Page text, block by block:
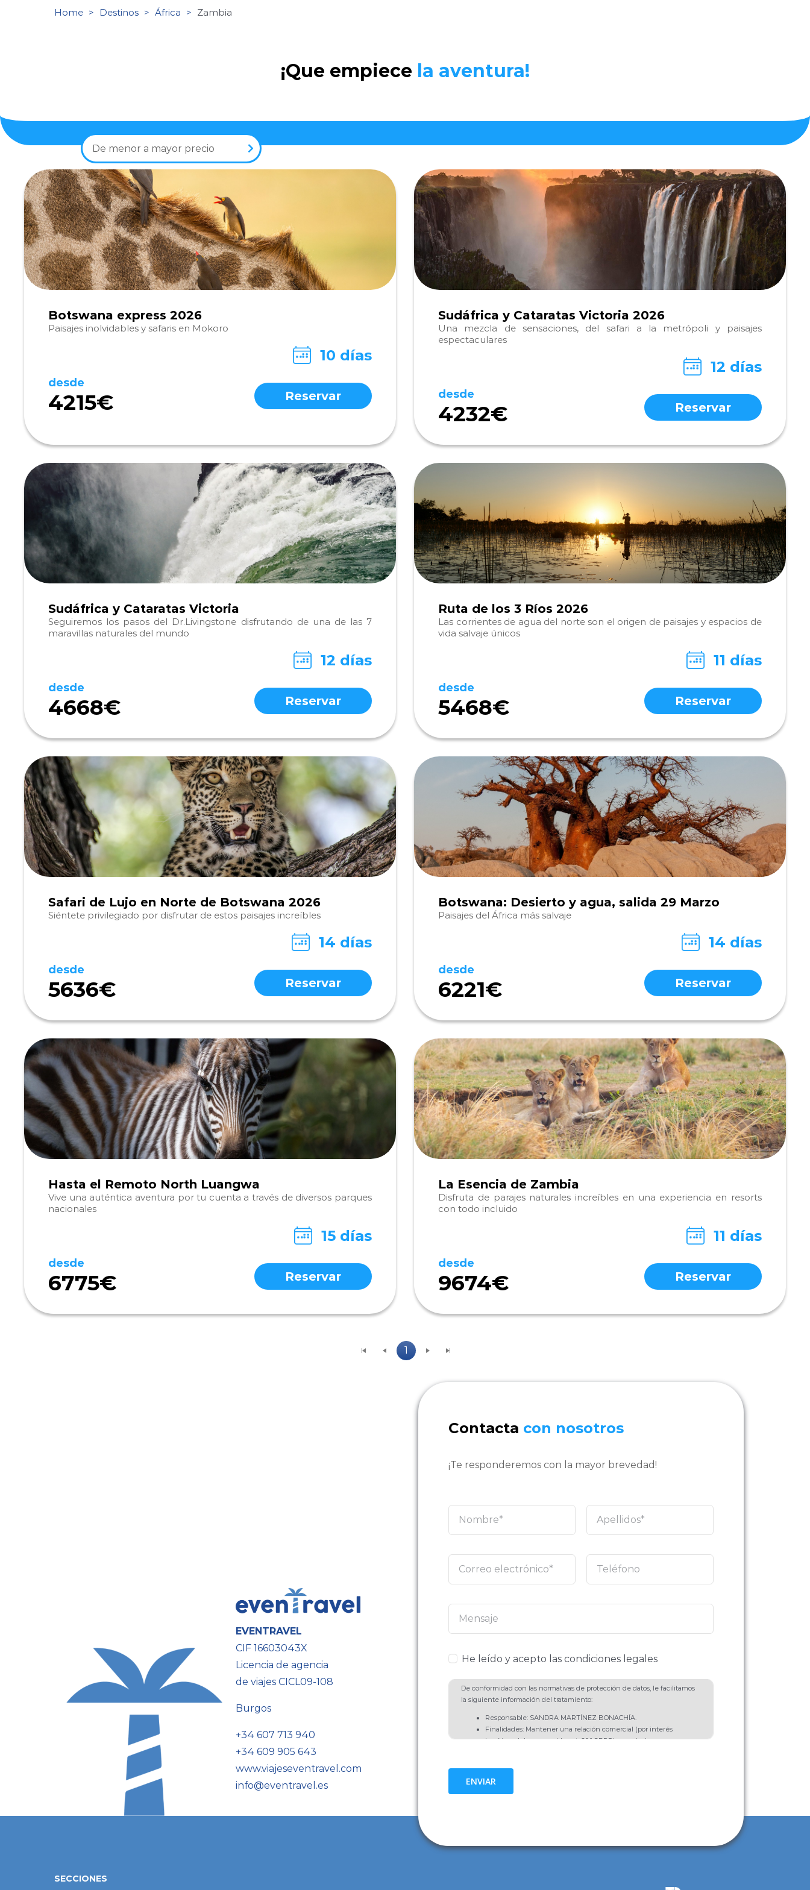
Home Destinos África Zambia
¡Que empiece la aventura!
De menor a mayor precio
Botswana express 2026
Paisajes inolvidables y safaris en Mokoro
10 días
desde
4215€ Reservar
Sudáfrica y Cataratas Victoria 2026
Una mezcla de sensaciones, del safari a la metrópoli y paisajes
espectaculares
12 días
desde
4232€ Reservar
Sudáfrica y Cataratas Victoria
Seguiremos los pasos del Dr.Livingstone disfrutando de una de las 7
maravillas naturales del mundo
12 días
desde
4668€ Reservar
Ruta de los 3 Ríos 2026
Las corrientes de agua del norte son el origen de paisajes y espacios de
vida salvaje únicos
11 días
desde
5468€ Reservar
Safari de Lujo en Norte de Botswana 2026
Siéntete privilegiado por disfrutar de estos paisajes increíbles
14 días
desde
5636€ Reservar
Botswana: Desierto y agua, salida 29 Marzo
Paisajes del África más salvaje
14 días
desde
6221€ Reservar
Hasta el Remoto North Luangwa
Vive una auténtica aventura por tu cuenta a través de diversos parques
nacionales
15 días
desde
6775€ Reservar
La Esencia de Zambia
Disfruta de parajes naturales increíbles en una experiencia en resorts
con todo incluido
11 días
desde
9674€ Reservar
1
EVENTRAVEL
CIF 16603043X
Licencia de agencia
de viajes CICL09-108
Burgos
+34 607 713 940
+34 609 905 643
www.viajeseventravel.com
info@eventravel.es
Contacta con nosotros
¡Te responderemos con la mayor brevedad!
He leído y acepto las condiciones legales
De conformidad con las normativas de protección de datos, le facilitamos
la siguiente información del tratamiento:
Responsable: SANDRA MARTÍNEZ BONACHÍA.
Finalidades: Mantener una relación comercial (por interés
Legítimo del responsable, art. 6.1.f GDPR) y envío de
obligación legal.
ENVIAR
SECCIONES